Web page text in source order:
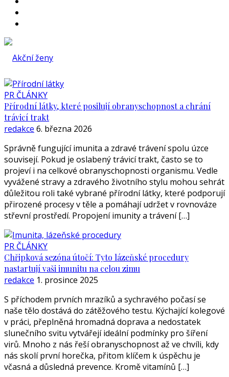
PR ČLÁNKY
Přírodní látky, které posilují obranyschopnost a chrání
trávicí trakt
redakce 6. března 2026
Správně fungující imunita a zdravé trávení spolu úzce
souvisejí. Pokud je oslabený trávicí trakt, často se to
projeví i na celkové obranyschopnosti organismu. Vedle
vyvážené stravy a zdravého životního stylu mohou sehrát
důležitou roli také vybrané přírodní látky, které podporují
přirozené procesy v těle a pomáhají udržet v rovnováze
střevní prostředí. ​Propojení imunity a trávení […]
PR ČLÁNKY
Chřipková sezóna útočí: Tyto lázeňské procedury
nastartují vaši imunitu na celou zimu
redakce 1. prosince 2025
S příchodem prvních mrazíků a sychravého počasí se
naše tělo dostává do zátěžového testu. Kýchající kolegové
v práci, přeplněná hromadná doprava a nedostatek
slunečního svitu vytvářejí ideální podmínky pro šíření
virů. Mnoho z nás řeší obranyschopnost až ve chvíli, kdy
nás skolí první horečka, přitom klíčem k úspěchu je
včasná a důsledná prevence. Kromě vitamínů […]